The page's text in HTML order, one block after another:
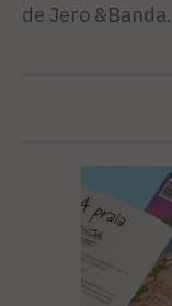
de Jero &Banda.